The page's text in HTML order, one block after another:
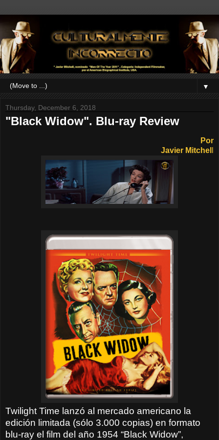
▼
Thursday, December 6, 2018
"Black Widow". Blu-ray Review
Por
Javier Mitchel
Twilight Time lanzó al mercado americano la
edición limitada (sólo 3.000 copias) en formato
blu-ray el film del año 1954 “Black Widow”,